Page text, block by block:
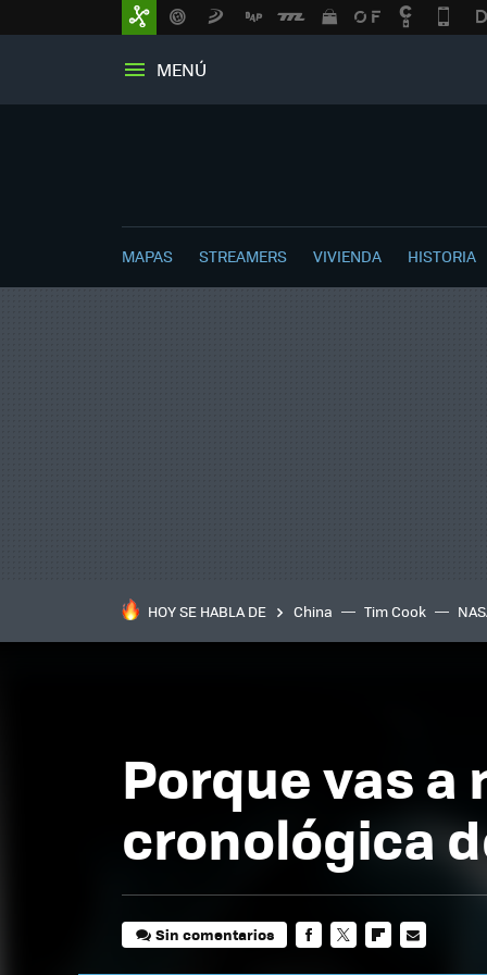
MENÚ
MAPAS STREAMERS VIVIENDA HISTORIA
HOY SE HABLA DE China Tim Cook
Porque vas
cronológica
Sin comentarios